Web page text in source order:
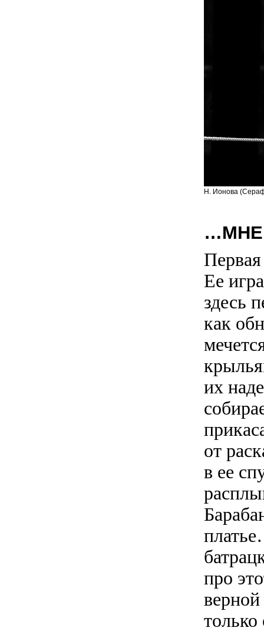
Н. Ионова
Ее
здесь
как
их
от
в ее
про